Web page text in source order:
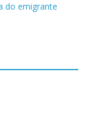
do emigrante